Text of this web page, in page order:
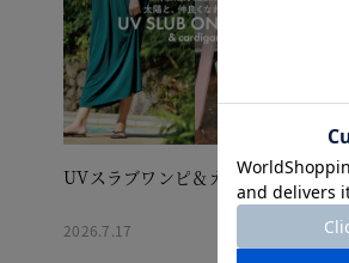
UVスラブワンピ＆カーデ
2026.7.17